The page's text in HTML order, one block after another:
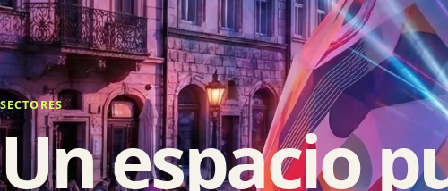
SECTORES
Un espacio